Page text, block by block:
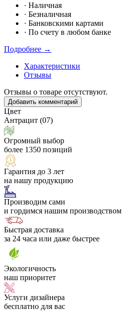
· Наличная
· Безналичная
· Банковскими картами
· По счету в любом банке
Подробнее →
Характеристики
Отзывы
Отзывы о товаре отсутствуют.
Добавить комментарий
Цвет
Антрацит (07)
Огромный выбор
более 1350 позиций
Гарантия до 3 лет
на нашу продукцию
Производим сами
и гордимся нашим производством
Быстрая доставка
за 24 часа или даже быстрее
Экологичность
наш приоритет
Услуги дизайнера
бесплатно для вас